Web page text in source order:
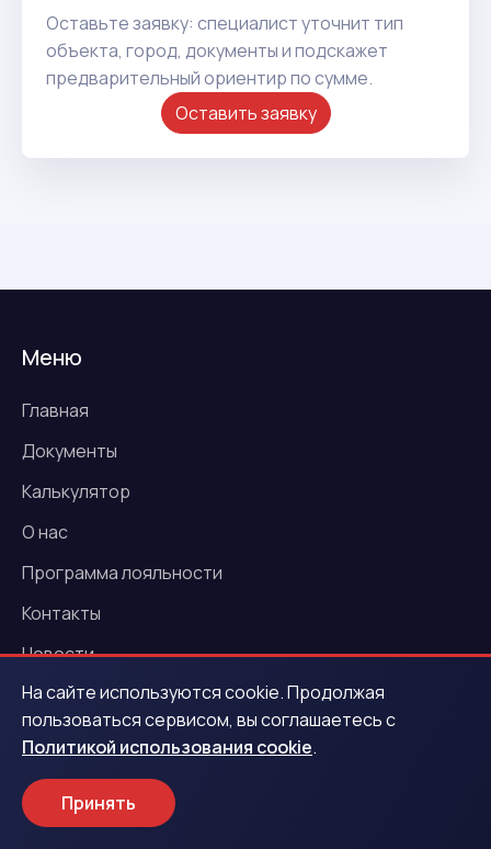
Оставьте заявку: специалист уточнит тип
объекта, город, документы и подскажет
предварительный ориентир по сумме.
Оставить заявку
Меню
Главная
Документы
Калькулятор
О нас
Программа лояльности
Контакты
Новости
Акции
Услуги
Деньги под залог ПТС
На сайте используются cookie. Продолжая
пользоваться сервисом, вы соглашаетесь с
Политикой использования cookie.
Принять